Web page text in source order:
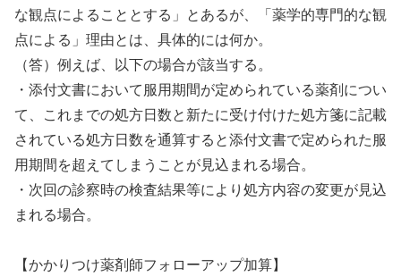
な観点によることとする」とあるが、「薬学的専門的な観
点による」理由とは、具体的には何か。
（答）例えば、以下の場合が該当する。
・添付文書において服用期間が定められている薬剤につい
て、これまでの処方日数と新たに受け付けた処方箋に記載
されている処方日数を通算すると添付文書で定められた服
用期間を超えてしまうことが見込まれる場合。
・次回の診察時の検査結果等により処方内容の変更が見込
まれる場合。
【かかりつけ薬剤師フォローアップ加算】